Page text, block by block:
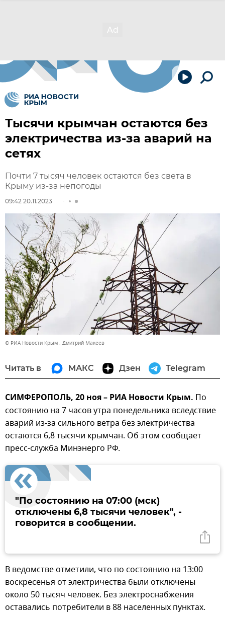
Тысячи крымчан остаются без
электричества из-за аварий на
сетях
Почти 7 тысяч человек остаются без света в
Крыму из-за непогоды
09:42 20.11.2023
© РИА Новости Крым . Дмитрий Макеев
Читать в МАКС Дзен Telegram
СИМФЕРОПОЛЬ, 20 ноя – РИА Новости Крым. По
состоянию на 7 часов утра понедельника вследствие
аварий из-за сильного ветра без электричества
остаются 6,8 тысячи крымчан. Об этом сообщает
пресс-служба Минэнерго РФ.
"По состоянию на 07:00 (мск)
отключены 6,8 тысячи человек", -
говорится в сообщении.
В ведомстве отметили, что по состоянию на 13:00
воскресенья от электричества были отключены
около 50 тысяч человек. Без электроснабжения
оставались потребители в 88 населенных пунктах.